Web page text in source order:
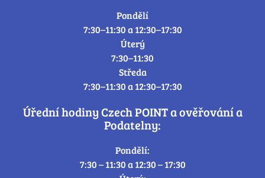
Pondělí
7:30–11:30 a 12:30–17:30
Úterý
7:30–11:30
Středa
7:30–11:30 a 12:30–17:30
Úřední hodiny Czech POINT a ověřování a
Podatelny:
Pondělí:
7:30 – 11:30 a 12:30 – 17:30